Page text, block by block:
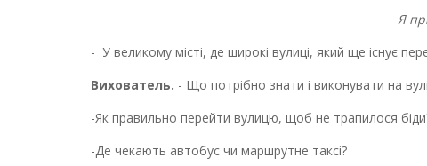
Я
- У великому місті, де широкі вулиці, який ще існує
Вихователь. - Що потрібно знати і виконувати на
-Як правильно перейти вулицю, щоб не трапилося
-Де чекають автобус чи маршрутне таксі?